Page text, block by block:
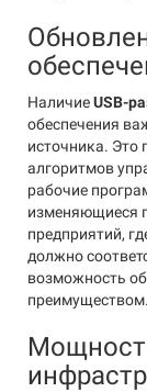
НаличиеUSB-
обеспечения
источника. Это
алгоритмов
рабочие
изменяющиеся
предприятий,
должно
возможность
преимуществом.